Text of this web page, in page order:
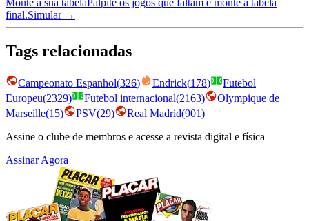
Monte a sua tabelaPalpite os jogos que faltam e monte a tabela
final.Simular →
Tags relacionadas
Campeonato Espanhol(326) Endrick(178)
Futebol
Europeu(2329) Futebol internacional(2163)
Olympique de
Marseille(15) PSV(29) Real Madrid(901)
Assine o clube de membros e acesse a revista digital e física
Assinar Agora